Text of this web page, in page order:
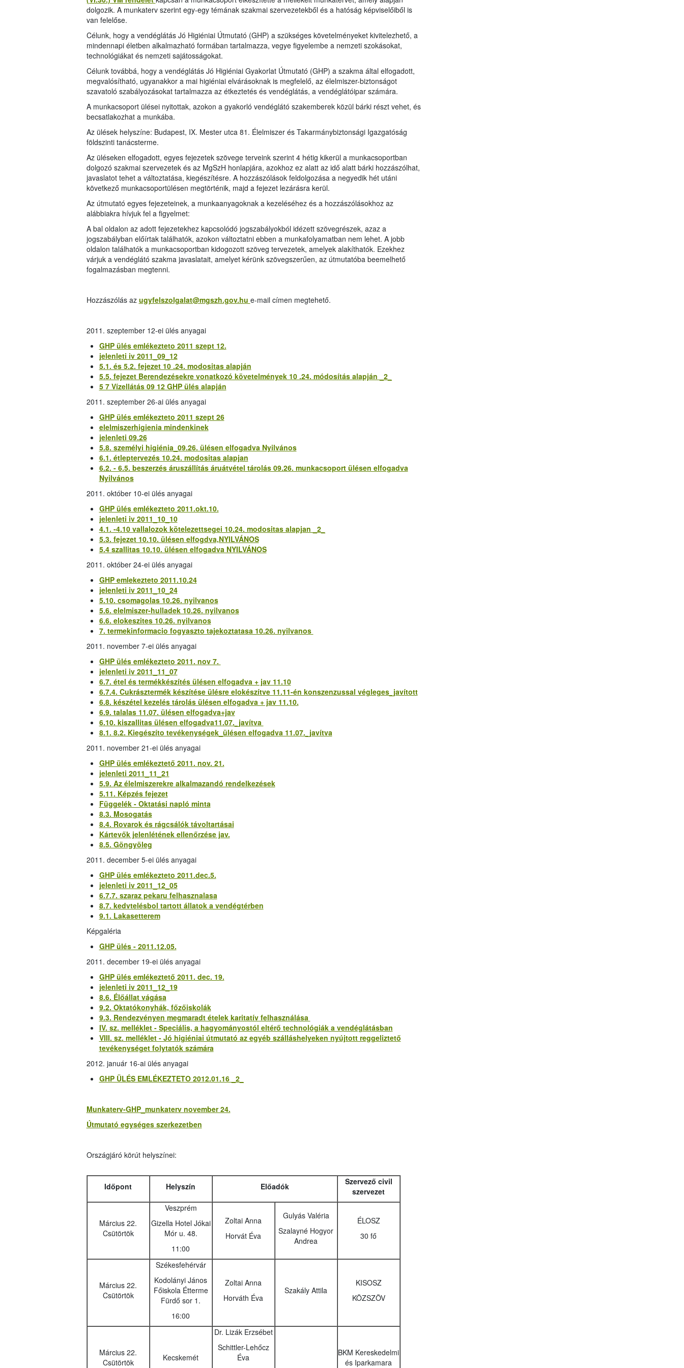
dolgozik. A munkaterv szerint egy-egy témának szakmai szervezetekből és a hatóság képviselőiből is
van felelőse.
Célunk, hogy a vendéglátás Jó Higiéniai Útmutató (GHP) a szükséges követelményeket kivitelezhető, a
mindennapi életben alkalmazható formában tartalmazza, vegye figyelembe a nemzeti szokásokat,
technológiákat és nemzeti sajátosságokat.
Célunk továbbá, hogy a vendéglátás Jó Higiéniai Gyakorlat Útmutató (GHP) a szakma által elfogadott,
megvalósítható, ugyanakkor a mai higiéniai elvárásoknak is megfelelő, az élelmiszer-biztonságot
szavatoló szabályozásokat tartalmazza az étkeztetés és vendéglátás, a vendéglátóipar számára.
A munkacsoport ülései nyitottak, azokon a gyakorló vendéglátó szakemberek közül bárki részt vehet, és
becsatlakozhat a munkába.
Az ülések helyszíne: Budapest, IX. Mester utca 81. Élelmiszer és Takarmánybiztonsági Igazgatóság
földszinti tanácsterme.
Az üléseken elfogadott, egyes fejezetek szövege terveink szerint 4 hétig kikerül a munkacsoportban
dolgozó szakmai szervezetek és az MgSzH honlapjára, azokhoz ez alatt az idő alatt bárki hozzászólhat,
javaslatot tehet a változtatása, kiegészítésre. A hozzászólások feldolgozása a negyedik hét utáni
következő munkacsoportülésen megtörténik, majd a fejezet lezárásra kerül.
Az útmutató egyes fejezeteinek, a munkaanyagoknak a kezeléséhez és a hozzászólásokhoz az
alábbiakra hívjuk fel a figyelmet:
A bal oldalon az adott fejezetekhez kapcsolódó jogszabályokból idézett szövegrészek, azaz a
jogszabályban előírtak találhatók, azokon változtatni ebben a munkafolyamatban nem lehet. A jobb
oldalon találhatók a munkacsoportban kidogozott szöveg tervezetek, amelyek alakíthatók. Ezekhez
várjuk a vendéglátó szakma javaslatait, amelyet kérünk szövegszerűen, az útmutatóba beemelhető
fogalmazásban megtenni.
Hozzászólás az ugyfelszolgalat@mgszh.gov.hu e-mail címen megtehető.
2011. szeptember 12-ei ülés anyagai
GHP ülés emlékezteto 2011 szept 12.
jelenleti iv 2011_09_12
5.1. és 5.2. fejezet 10 .24. modositas alapján
5.5. fejezet Berendezésekre vonatkozó követelmények 10 .24. módosítás alapján _2_
5 7 Vízellátás 09 12 GHP ülés alapján
2011. szeptember 26-ai ülés anyagai
GHP ülés emlékezteto 2011 szept 26
elelmiszerhigienia mindenkinek
jelenleti 09.26
5.8. személyi higiénia_09.26. ülésen elfogadva Nyilvános
6.1. étleptervezés 10.24. modositas alapjan
6.2. - 6.5. beszerzés áruszállítás áruátvétel tárolás 09.26. munkacsoport ülésen elfogadva
Nyilvános
2011. október 10-ei ülés anyagai
GHP ülés emlékezteto 2011.okt.10.
jelenleti iv 2011_10_10
4.1. -4.10 vallalozok kötelezettsegei 10.24. modositas alapjan _2_
5.3. fejezet 10.10. ülésen elfogdva,NYILVÁNOS
5.4 szallitas 10.10. ülésen elfogadva NYILVÁNOS
2011. október 24-ei ülés anyagai
GHP emlekezteto 2011.10.24
jelenleti iv 2011_10_24
5.10. csomagolas 10.26. nyilvanos
5.6. elelmiszer-hulladek 10.26. nyilvanos
6.6. elokeszites 10.26. nyilvanos
7. termekinformacio fogyaszto tajekoztatasa 10.26. nyilvanos
2011. november 7-ei ülés anyagai
GHP ülés emlékezteto 2011. nov 7.
jelenleti iv 2011_11_07
6.7. étel és termékkészítés ülésen elfogadva + jav 11.10
6.7.4. Cukrásztermék készítése ülésre elokészítve 11.11-én konszenzussal végleges_javított
6.8. készétel kezelés tárolás ülésen elfogadva + jav 11.10.
6.9. talalas 11.07. ülésen elfogadva+jav
6.10. kiszallitas ülésen elfogadva11.07._javítva
8.1. 8.2. Kiegészíto tevékenységek_ülésen elfogadva 11.07._javítva
2011. november 21-ei ülés anyagai
GHP ülés emlékeztető 2011. nov. 21.
jelenleti 2011_11_21
5.9. Az élelmiszerekre alkalmazandó rendelkezések
5.11. Képzés fejezet
Függelék - Oktatási napló minta
8.3. Mosogatás
8.4. Rovarok és rágcsálók távoltartásai
Kártevők jelenlétének ellenőrzése jav.
8.5. Göngyöleg
2011. december 5-ei ülés anyagai
GHP ülés emlékezteto 2011.dec.5.
jelenleti iv 2011_12_05
6.7.7. szaraz pekaru felhasznalasa
8.7. kedvtelésbol tartott állatok a vendégtérben
9.1. Lakasetterem
Képgaléria
GHP ülés - 2011.12.05.
2011. december 19-ei ülés anyagai
GHP ülés emlékeztető 2011. dec. 19.
jelenleti iv 2011_12_19
8.6. Élőállat vágása
9.2. Oktatókonyhák, főzőiskolák
9.3. Rendezvényen megmaradt ételek karitatív felhasználása
IV. sz. melléklet - Speciális, a hagyományostól eltérő technológiák a vendéglátásban
VIII. sz. melléklet - Jó higiéniai útmutató az egyéb szálláshelyeken nyújtott reggeliztető
tevékenységet folytatók számára
2012. január 16-ai ülés anyagai
GHP ÜLÉS EMLÉKEZTETO 2012.01.16 _2_
Munkaterv-GHP_munkaterv november 24.
Útmutató egységes szerkezetben
Országjáró körút helyszínei:
Időpont Helyszín Előadók
Szervező civil
szervezet
Március 22.
Csütörtök
Veszprém
Gizella Hotel Jókai
Mór u. 48.
11:00
Zoltai Anna
Horvát Éva
Gulyás Valéria
Szalayné Hogyor
Andrea
ÉLOSZ
30 fő
Március 22.
Csütörtök
Székesfehérvár
Kodolányi János
Főiskola Étterme
Fürdő sor 1.
16:00
Zoltai Anna
Horváth Éva
Szakály Attila
KISOSZ
KÖZSZÖV
Március 22.
Csütörtök
Kecskemét
Dr. Lizák Erzsébet
Schittler-Lehőcz
Éva
BKM Kereskedelmi
és Iparkamara